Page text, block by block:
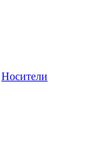
Носители